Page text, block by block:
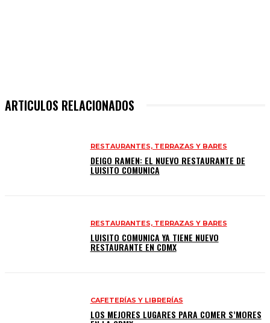
ARTICULOS RELACIONADOS
RESTAURANTES, TERRAZAS Y BARES
DEIGO RAMEN: EL NUEVO RESTAURANTE DE
LUISITO COMUNICA
RESTAURANTES, TERRAZAS Y BARES
LUISITO COMUNICA YA TIENE NUEVO
RESTAURANTE EN CDMX
CAFETERÍAS Y LIBRERÍAS
LOS MEJORES LUGARES PARA COMER S’MORES